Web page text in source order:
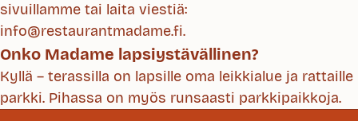
sivuillamme tai laita viestiä:
info@restaurantmadame.fi.
Onko Madame lapsiystävällinen?
Kyllä – terassilla on lapsille oma leikkialue ja rattaille
parkki. Pihassa on myös runsaasti parkkipaikkoja.